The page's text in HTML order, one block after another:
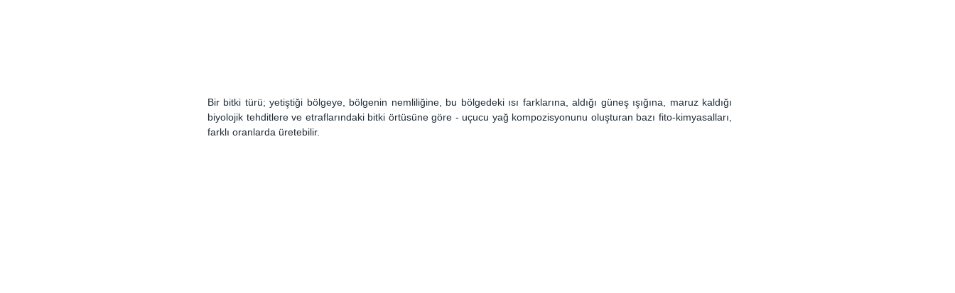
Bir bitki türü; yetiştiği bölgeye, bölgenin nemliliğine, bu bölgedeki ısı farklarına, aldığı güneş ışığına, maruz kaldığı
biyolojik tehditlere ve etraflarındaki bitki örtüsüne göre - uçucu yağ kompozisyonunu oluşturan bazı fito-kimyasalları,
farklı oranlarda üretebilir.